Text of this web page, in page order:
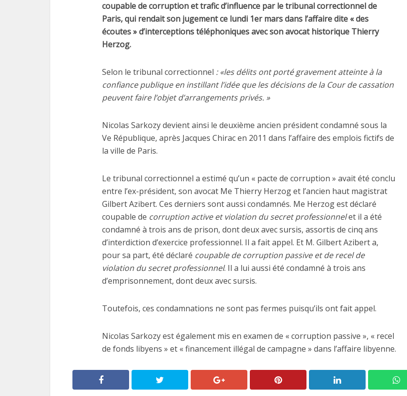
coupable de corruption et trafic d’influence par le tribunal correctionnel de
Paris, qui rendait son jugement ce lundi 1er mars dans l’affaire dite « des
écoutes » d’interceptions téléphoniques avec son avocat historique Thierry
Herzog.
Selon le tribunal correctionnel : «les délits ont porté gravement atteinte à la
confiance publique en instillant l’idée que les décisions de la Cour de cassation
peuvent faire l’objet d’arrangements privés. »
Nicolas Sarkozy devient ainsi le deuxième ancien président condamné sous la
Ve République, après Jacques Chirac en 2011 dans l’affaire des emplois fictifs de
la ville de Paris.
Le tribunal correctionnel a estimé qu’un « pacte de corruption » avait été conclu
entre l’ex-président, son avocat Me Thierry Herzog et l’ancien haut magistrat
Gilbert Azibert. Ces derniers sont aussi condamnés. Me Herzog est déclaré
coupable de corruption active et violation du secret professionnelet il a été
condamné à trois ans de prison, dont deux avec sursis, assortis de cinq ans
d’interdiction d’exercice professionnel. Il a fait appel. Et M. Gilbert Azibert a,
pour sa part, été déclaré coupable de corruption passive et de recel de
violation du secret professionnel. Il a lui aussi été condamné à trois ans
d’emprisonnement, dont deux avec sursis.
Toutefois, ces condamnations ne sont pas fermes puisqu’ils ont fait appel.
Nicolas Sarkozy est également mis en examen de « corruption passive », « recel
de fonds libyens » et « financement illégal de campagne » dans l’affaire libyenne.
fonctionnement de l’Etat
explosent
Pacifique